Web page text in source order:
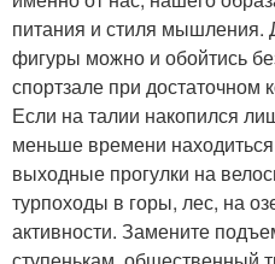
питания и стиля мышления.
фигуры можно и обойтись
спортзале при достаточном
Если на талии накопился
меньше времени
выходные прогулки на
турпоходы в горы, лес, на
активности. Замените